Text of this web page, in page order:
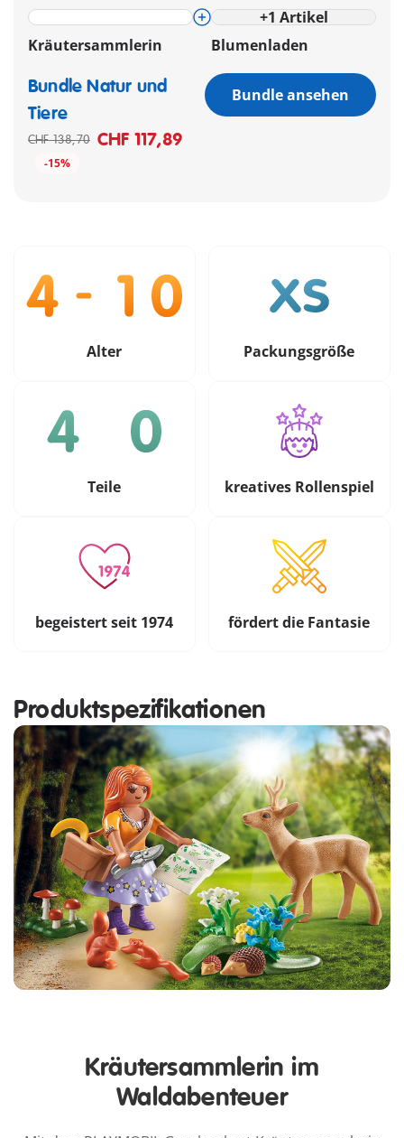
Kräutersammlerin
+1 Artikel
Blumenladen
Bundle Natur und
Tiere
CHF 138,70 CHF 117,89
-15%
Bundle ansehen
Alter Packungsgröße
Teile kreatives Rollenspiel
begeistert seit 1974 fördert die Fantasie
Produktspezifikationen
Kräutersammlerin im
Waldabenteuer